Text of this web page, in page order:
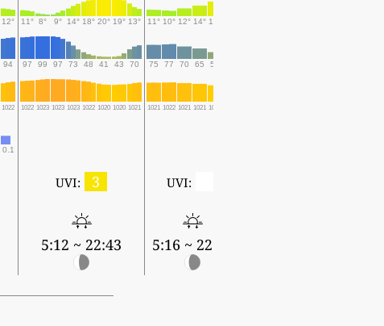
12° 11° 8° 9° 14° 18° 20° 19° 13° 11° 10° 12° 14° 17°
94 97 99 97 73 48 41 43 70 75 77 70 65 54
1022 1022 1023 1023 1023 1022 1020 1020 1021 1021 1022 1021 1021 1020
0.1
UVI: 3
5:12 ~ 22:43
UVI:
5:16 ~ 22:39